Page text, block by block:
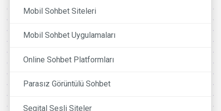
Mobil Sohbet Siteleri
Mobil Sohbet Uygulamaları
Online Sohbet Platformları
Parasız Görüntülü Sohbet
Segital Sesli Siteler